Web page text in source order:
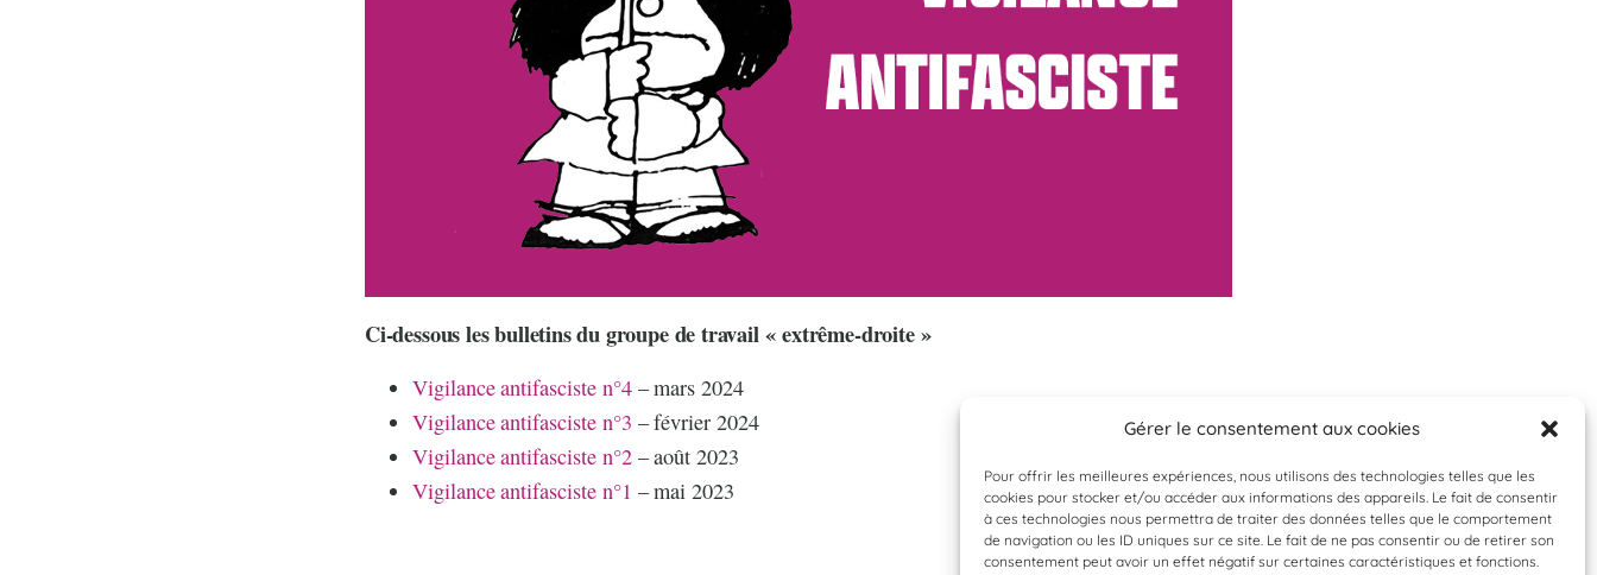
Gérer le consentement aux cookies
Pour offrir les meilleures expériences, nous utilisons des technologies telles que les
cookies pour stocker et/ou accéder aux informations des appareils. Le fait de consentir
à ces technologies nous permettra de traiter des données telles que le comportement
de navigation ou les ID uniques sur ce site. Le fait de ne pas consentir ou de retirer son
consentement peut avoir un effet négatif sur certaines caractéristiques et fonctions.
Ci-dessous les bulletins du groupe de travail « extrême-droite »
Vigilance antifasciste n°4– mars 2024
Vigilance antifasciste n°3 – février 2024
Vigilance antifasciste n°2– août 2023
Vigilance antifasciste n°1 – mai 2023